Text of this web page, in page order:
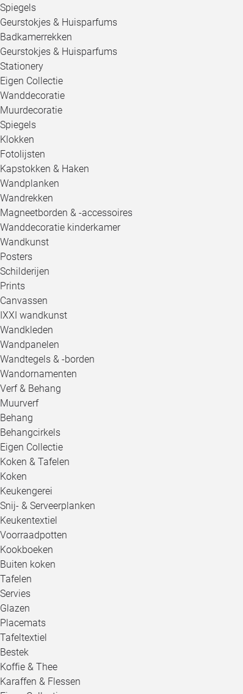
Spiegels
Geurstokjes & Huisparfums
Badkamerrekken
Geurstokjes & Huisparfums
Stationery
Eigen Collectie
Wanddecoratie
Muurdecoratie
Spiegels
Klokken
Fotolijsten
Kapstokken & Haken
Wandplanken
Wandrekken
Magneetborden & -accessoires
Wanddecoratie kinderkamer
Wandkunst
Posters
Schilderijen
Prints
Canvassen
IXXI wandkunst
Wandkleden
Wandpanelen
Wandtegels & -borden
Wandornamenten
Verf & Behang
Muurverf
Behang
Behangcirkels
Eigen Collectie
Koken & Tafelen
Koken
Keukengerei
Snij- & Serveerplanken
Keukentextiel
Voorraadpotten
Kookboeken
Buiten koken
Tafelen
Servies
Glazen
Placemats
Tafeltextiel
Bestek
Koffie & Thee
Karaffen & Flessen